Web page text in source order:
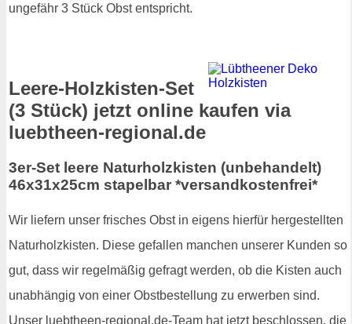
ungefähr 3 Stück Obst entspricht.
Leere-Holzkisten-Set
(3 Stück) jetzt online kaufen via
luebtheen-regional.de
3er-Set leere Naturholzkisten (unbehandelt)
46x31x25cm stapelbar *versandkostenfrei*
Wir liefern unser frisches Obst in eigens hierfür hergestellten
Naturholzkisten. Diese gefallen manchen unserer Kunden so
gut, dass wir regelmäßig gefragt werden, ob die Kisten auch
unabhängig von einer Obstbestellung zu erwerben sind.
Unser luebtheen-regional.de-Team hat jetzt beschlossen, die